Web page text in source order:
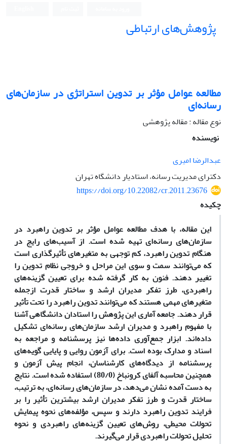
پژوهش‌های ارتباطی
مطالعه عوامل مؤثر بر تدوین استراتژی در سازمان‌های
رسانه‌ای
نوع مقاله : مقاله پژوهشی
نویسنده
عبدالرضا امیری
دکترای مدیریت رسانه، استادیار دانشگاه تهران
https://doi.org/10.22082/cr.2011.23676
چکیده
این مقاله، با هدف مطالعه عوامل مؤثر بر تدوین راهبرد در
سازمان‌های رسانه‌ای تهیه شده است. از آسیب‌های رایج در
هنگام تدوین راهبرد، کم توجهی به متغیرهای ‌تأثیرگذاری است
که می‌توانند سمت و سوی این مراحل و خروجی نظام تدوین را
تغییر دهند. فنون به کار گرفته شده برای تعیین گزینه‌های
راهبردی، طرز تفکر مدیران ارشد و ساختار قدرت ازجمله
متغیرهای مهمی هستند که می‌توانند تدوین راهبرد را تحت تأثیر
قرار دهند. جامعه آماری این پژوهش را استادان دانشگاهی آشنا
با مفهوم ‌راهبرد و مدیران ارشد سازمان‌های رسانه‌ای تشکیل
داده‌اند. ابزار جمع‌آوری داده‌ها نیز پرسشنامه و مراجعه به
اسناد و مدارک بوده است. برای آزمون روایی و پایایی گویه‌های
پرسشنامه از دیدگاه‌های کارشناسان، انجام پیش آزمون و
همچنین محاسبه آلفای کرونباخ (80/0) استفاده شده است. نتایج
به دست آمده نشان می‌دهد، در سازمان‌های رسانه‌ای، به ترتیب،
ساختار قدرت و طرز تفکر مدیران ارشد ‌بیشترین‌ ‌تأثیر را بر
فرایند تدوین راهبرد دارند و سپس، مؤلفه‌های نحوه پیمایش
تحولات محیطی، روش‌های تعیین گزینه‌‌های راهبردی و نحوه
تحلیل تحولات راهبردی قرار می‌گیرند.